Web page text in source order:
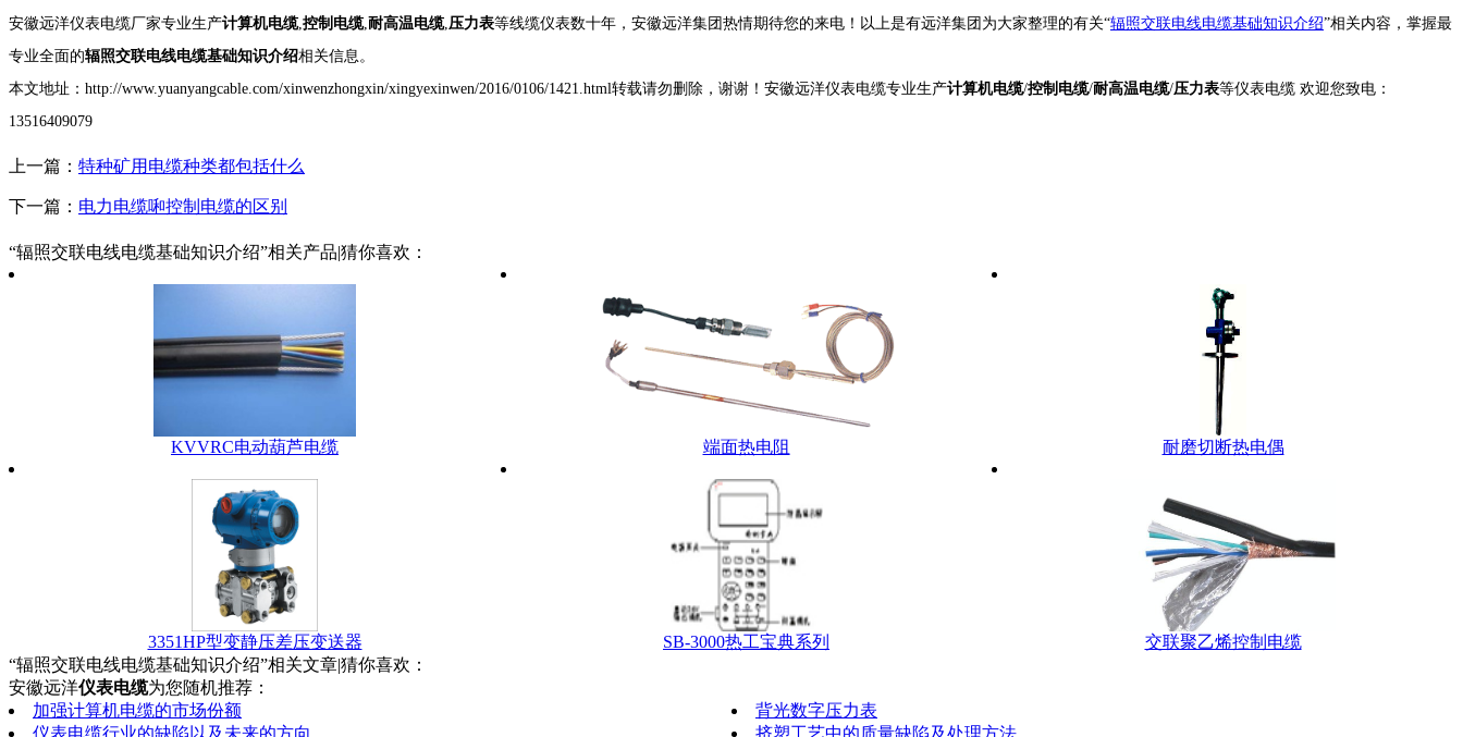
安徽远洋仪表电缆厂家专业生产计算机电缆, 控制电缆, 耐高温电缆, 压力表等线缆仪表数十年，安徽远洋集团热情期待您的来电！以上是有远洋集团为大家整理的有关“辐照交联电线电缆基础知识介绍”相关内容，掌握最
专业全面的辐照交联电线电缆基础知识介绍相关信息。
本文地址：http://www.yuanyangcable.com/xinwenzhongxin/xingyexinwen/2016/0106/1421.html转载请勿删除，谢谢！安徽远洋仪表电缆专业生产计算机电缆/控制电缆/耐高温电缆/压力表等仪表电缆 欢迎您致电：
13516409079
上一篇： 特种矿用电缆种类都包括什么
下一篇： 电力电缆啝控制电缆的区别
“辐照交联电线电缆基础知识介绍”相关产品|猜你喜欢：
KVVRC电动葫芦电缆 端面热电阻 耐磨切断热电偶
3351HP型变静压差压变送器 SB-3000热工宝典系列
交联聚乙烯控制电缆
“辐照交联电线电缆基础知识介绍”相关文章|猜你喜欢：
安徽远洋仪表电缆为您随机推荐：
加强计算机电缆的市场份额
背光数字压力表